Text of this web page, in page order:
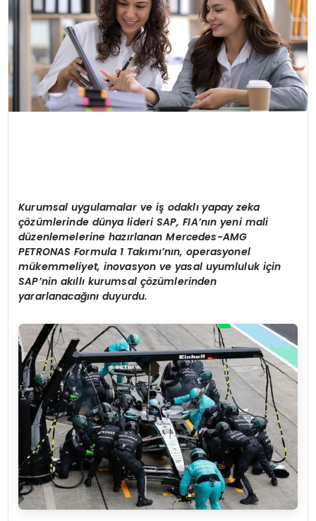
YAŞAM
Kurumsal uygulamalar ve iş odaklıyapay zeka
çözümlerinde dünya lideri SAP, FIA’nın yeni mali
düzenlemelerine hazırlanan Mercedes-AMG
PETRONAS Formula 1 Takımı’nın, operasyonel
mükemmeliyet, inovasyon ve yasal uyumluluk için
SAP’nin akıllı kurumsal çözümlerinden
yararlanacağınıduyurdu.